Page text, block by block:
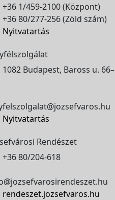
+36 1/459-2100 (Központ)
+36 80/277-256 (Zöld szám)
Nyitvatartás
1082 Budapest, Baross u. 66–
Nyitvatartás
Rendészet
+36 80/204-618
rendeszet.jozsefvaros.hu